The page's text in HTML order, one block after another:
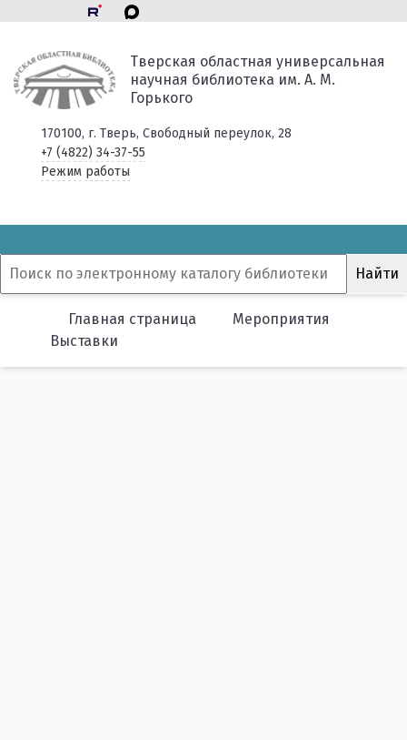
Тверская областная универсальная
научная библиотека им. А. М.
Горького
170100, г. Тверь, Свободный переулок, 28
+7 (4822) 34-37-55
Режим работы
Главная страница
Мероприятия
Выставки